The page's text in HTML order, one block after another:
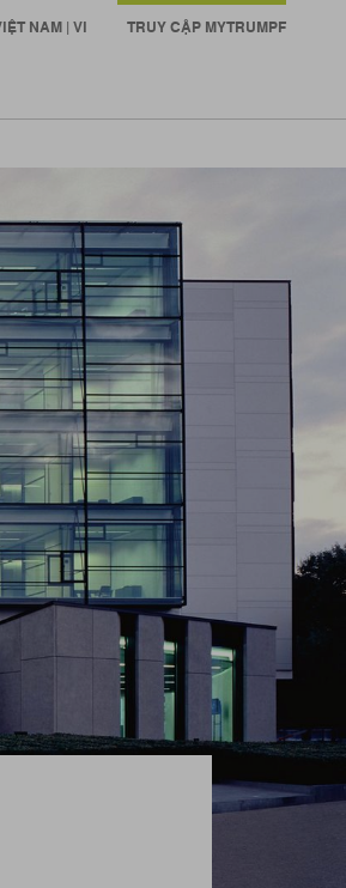
NAM | VI TRUY CẬP MYTRUMPF